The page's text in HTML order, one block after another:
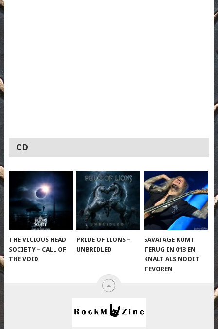
CD
THE VICIOUS HEAD
SOCIETY – CALL OF
THE VOID
PRIDE OF LIONS –
UNBRIDLED
SAVATAGE KOMT
TERUG IN 013 EN
KNALT ALS NOOIT
TEVOREN